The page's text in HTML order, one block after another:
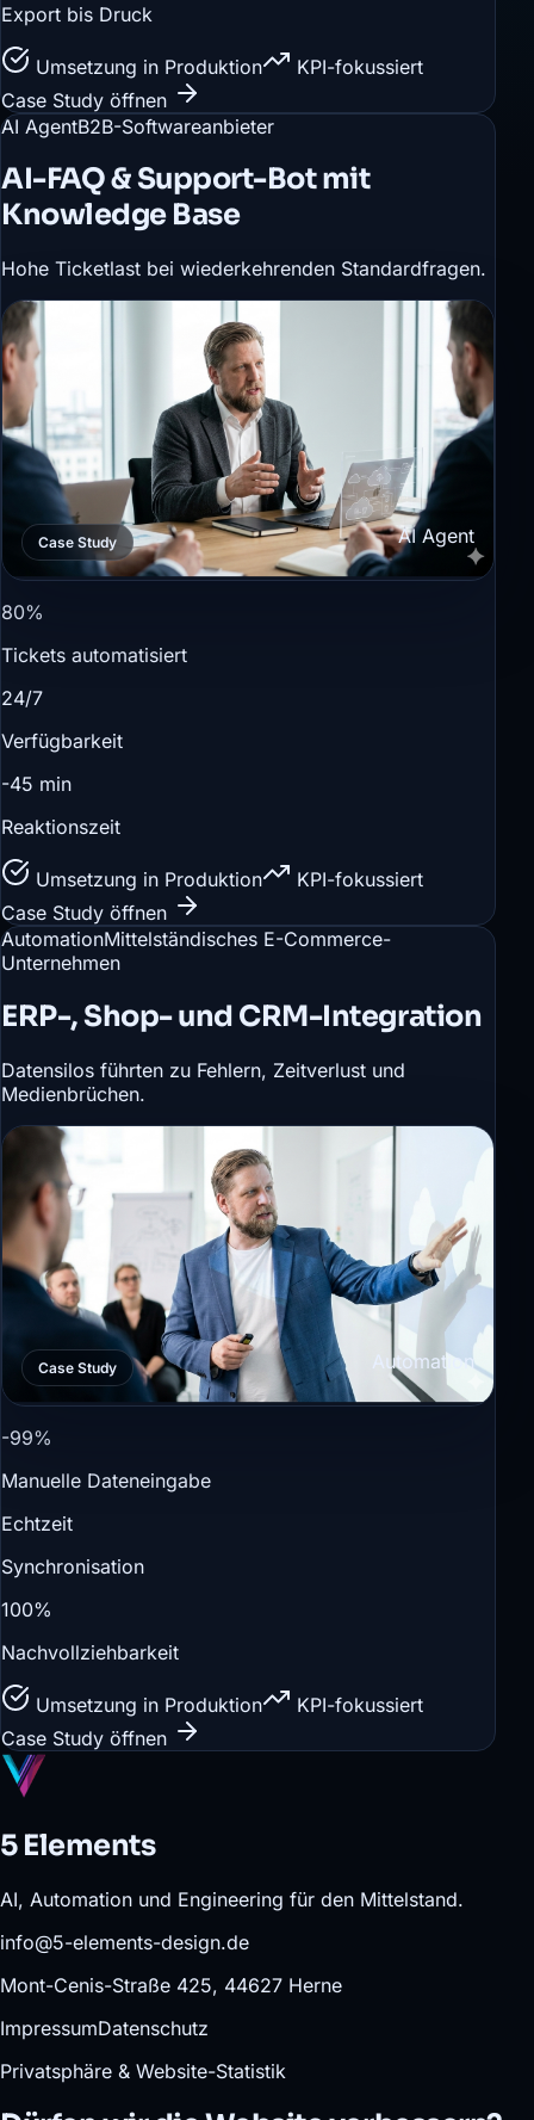
Export bis Druck
Umsetzung in Produktion
KPI-fokussiert
Case Study öffnen
AI AgentB2B-Softwareanbieter
AI-FAQ & Support-Bot mit
Knowledge Base
Hohe Ticketlast bei wiederkehrenden Standardfragen.
Case Study AI Agent
80%
Tickets automatisiert
24/7
Verfügbarkeit
-45 min
Reaktionszeit
Umsetzung in Produktion
KPI-fokussiert
Case Study öffnen
AutomationMittelständisches E-Commerce-
Unternehmen
ERP-, Shop- und CRM-Integration
Datensilos führten zu Fehlern, Zeitverlust und
Medienbrüchen.
Case Study Automation
-99%
Manuelle Dateneingabe
Echtzeit
Synchronisation
100%
Nachvollziehbarkeit
Umsetzung in Produktion
KPI-fokussiert
Case Study öffnen
5 Elements
AI, Automation und Engineering für den Mittelstand.
info@5-elements-design.de
Mont-Cenis-Straße 425, 44627 Herne
ImpressumDatenschutz
Privatsphäre & Website-Statistik